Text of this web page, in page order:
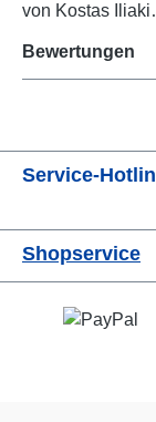
von Kostas
Bewertungen
Service-
Shopservice